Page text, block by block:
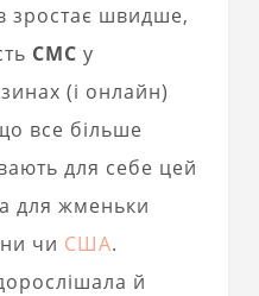
зростає швидше,
CMC у
(і онлайн)
все більше
для себе цей
для жменьки
чи США.
й